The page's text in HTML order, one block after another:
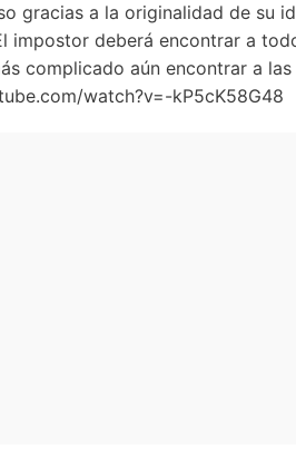
gracias a la originalidad de su
impostor deberá encontrar a
complicado aún encontrar a
watch?v=-kP5cK58G48